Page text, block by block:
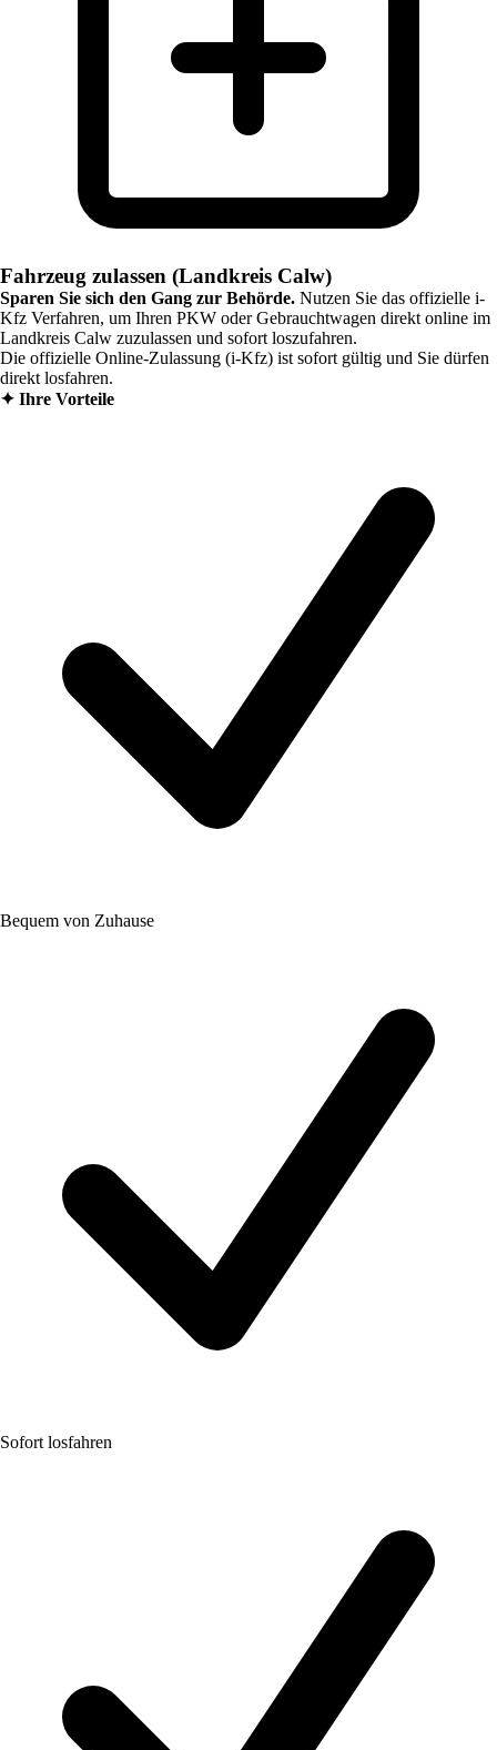
Fahrzeug zulassen (Landkreis Calw)
Sparen Sie sich den Gang zur Behörde. Nutzen Sie das offizielle i-
Kfz Verfahren, um Ihren PKW oder Gebrauchtwagen direkt online im
Landkreis Calw zuzulassen und sofort loszufahren.
Die offizielle Online-Zulassung (i-Kfz) ist sofort gültig und Sie dürfen
direkt losfahren.
✦ Ihre Vorteile
Bequem von Zuhause
Sofort losfahren